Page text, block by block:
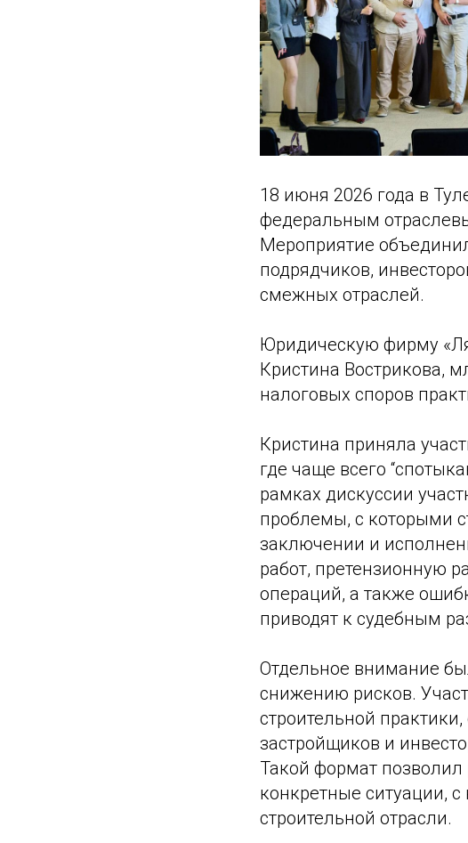
18 июня 2026 года в
федеральным
Мероприятие
подрядчиков,
смежных отраслей.
Юридическую фирму
Кристина Вострикова,
налоговых споров
Кристина приняла
где чаще всего
рамках дискуссии
проблемы, с которыми
заключении и
работ, претензионную
операций, а также
приводят к судебным
Отдельное внимание
снижению рисков.
строительной
застройщиков и
Такой формат позволил
конкретные ситуации,
строительной отрасли.